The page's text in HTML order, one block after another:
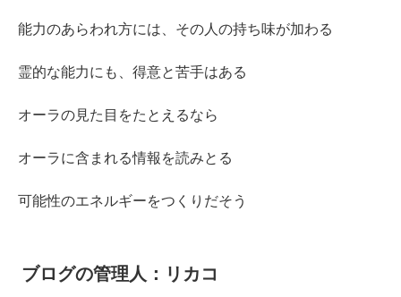
能力のあらわれ方には、その人の持ち味が加わる
霊的な能力にも、得意と苦手はある
オーラの見た目をたとえるなら
オーラに含まれる情報を読みとる
可能性のエネルギーをつくりだそう
ブログの管理人：リカコ